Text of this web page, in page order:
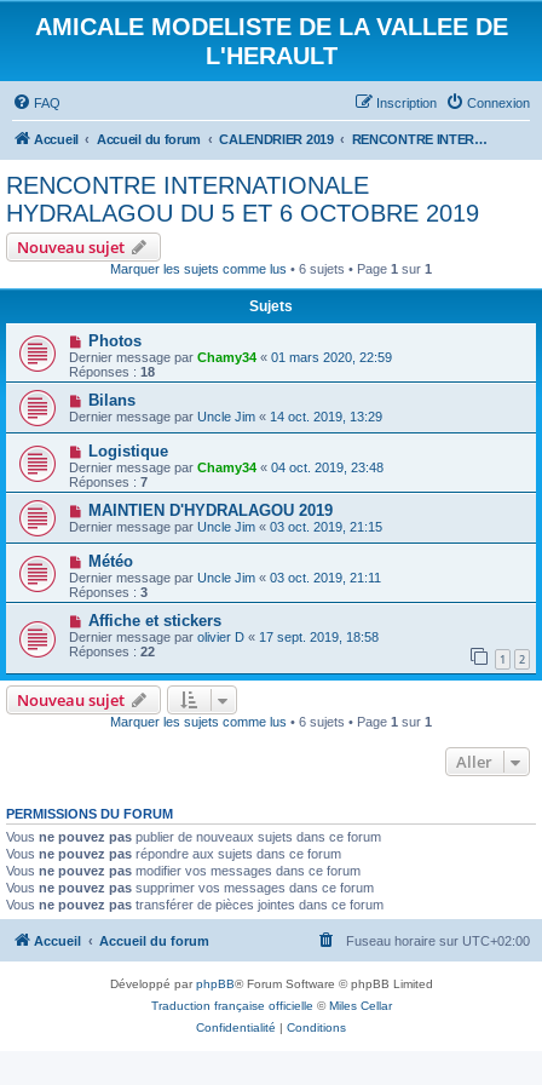
AMICALE MODELISTE DE LA VALLEE DE
L'HERAULT
FAQ Connexion
Inscription
Accueil Accueil du forum CALENDRIER 2019 RENCONTRE INTERNATIONALE HYDRALAGOU DU 5 ET 6 OCTOBRE 2019
RENCONTRE INTERNATIONALE
HYDRALAGOU DU 5 ET 6 OCTOBRE 2019
Nouveau sujet
Marquer les sujets comme lus • 6 sujets • Page 1 sur 1
Sujets
Photos
Dernier message par Chamy34 « 01 mars 2020, 22:59
Réponses : 18
Bilans
Dernier message par Uncle Jim « 14 oct. 2019, 13:29
Logistique
Dernier message par Chamy34 « 04 oct. 2019, 23:48
Réponses : 7
MAINTIEN D'HYDRALAGOU 2019
Dernier message par Uncle Jim « 03 oct. 2019, 21:15
Météo
Dernier message par Uncle Jim « 03 oct. 2019, 21:11
Réponses : 3
Affiche et stickers
Dernier message par olivier D « 17 sept. 2019, 18:58
Réponses : 22 1 2
Nouveau sujet
Marquer les sujets comme lus • 6 sujets • Page 1 sur 1
Aller
PERMISSIONS DU FORUM
Vous ne pouvez pas publier de nouveaux sujets dans ce forum
Vous ne pouvez pas répondre aux sujets dans ce forum
Vous ne pouvez pas modifier vos messages dans ce forum
Vous ne pouvez pas supprimer vos messages dans ce forum
Vous ne pouvez pas transférer de pièces jointes dans ce forum
Accueil Accueil du forum Fuseau horaire sur UTC+02:00
Développé parphpBB® Forum Software © phpBB Limited
Traduction française officielle ©Miles Cellar
Confidentialité | Conditions